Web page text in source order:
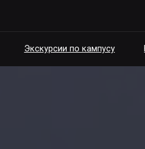
Экскурсии по кампусу